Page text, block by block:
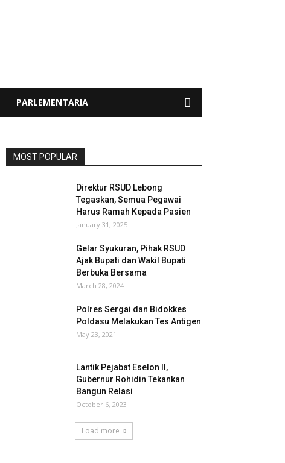
PARLEMENTARIA
MOST POPULAR
Direktur RSUD Lebong
Tegaskan, Semua Pegawai
Harus Ramah Kepada Pasien
January 31, 2025
Gelar Syukuran, Pihak RSUD
Ajak Bupati dan Wakil Bupati
Berbuka Bersama
March 28, 2024
Polres Sergai dan Bidokkes
Poldasu Melakukan Tes Antigen
May 23, 2021
Lantik Pejabat Eselon II,
Gubernur Rohidin Tekankan
Bangun Relasi
October 6, 2023
Load more